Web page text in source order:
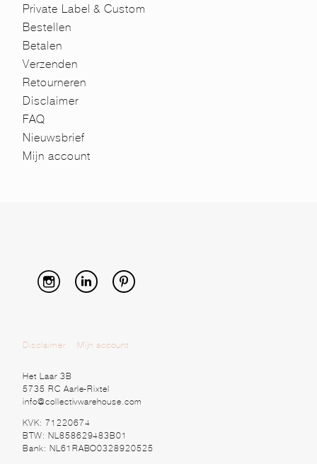
Private Label & Custom
Bestellen
Betalen
Verzenden
Retourneren
Disclaimer
FAQ
Nieuwsbrief
Mijn account
Disclaimer Mijn account
Het Laar 3B
5735 RC Aarle-Rixtel
info@collectivwarehouse.com
KVK: 71220674
BTW: NL858629483B01
Bank: NL61RABO0328920525